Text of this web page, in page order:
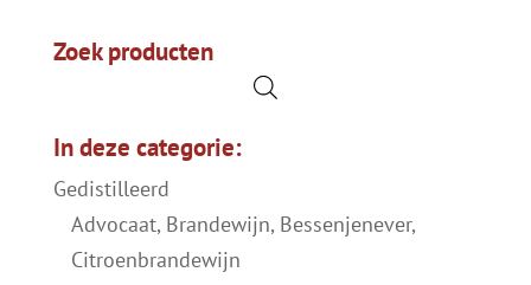
Zoek producten
In deze categorie:
Gedistilleerd
Advocaat, Brandewijn, Bessenjenever,
Citroenbrandewijn